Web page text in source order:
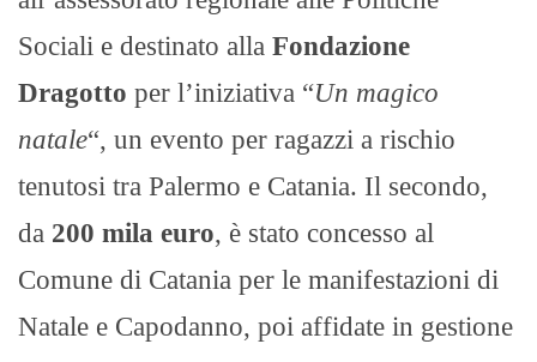
Sociali e destinato alla Fondazione
Dragotto per l’iniziativa “Un magico
natale“, un evento per ragazzi a rischio
tenutosi tra Palermo e Catania. Il secondo,
da 200 mila euro, è stato concesso al
Comune di Catania per le manifestazioni di
Natale e Capodanno, poi affidate in gestione